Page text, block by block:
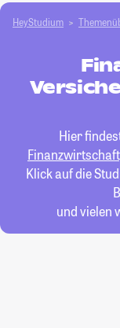
HeyStudium
Hier
Klick auf die
und vielen